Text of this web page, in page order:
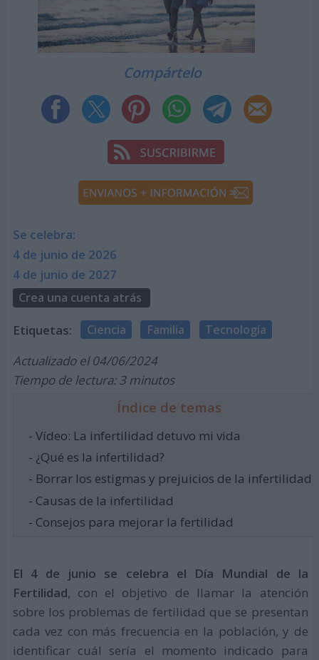
Compártelo
Se celebra:
4 de junio de 2026
4 de junio de 2027
Crea una cuenta atrás
Etiquetas: Ciencia Familia Tecnología
Actualizado el 04/06/2024
Tiempo de lectura: 3 minutos
Índice de temas
- Vídeo: La infertilidad detuvo mi vida
- ¿Qué es la infertilidad?
- Borrar los estigmas y prejuicios de la infertilidad
- Causas de la infertilidad
- Consejos para mejorar la fertilidad
El 4 de junio se celebra el Día Mundial de la
Fertilidad, con el objetivo de llamar la atención
sobre los problemas de fertilidad que se presentan
cada vez con más frecuencia en la población, y de
identificar cuál sería el momento indicado para